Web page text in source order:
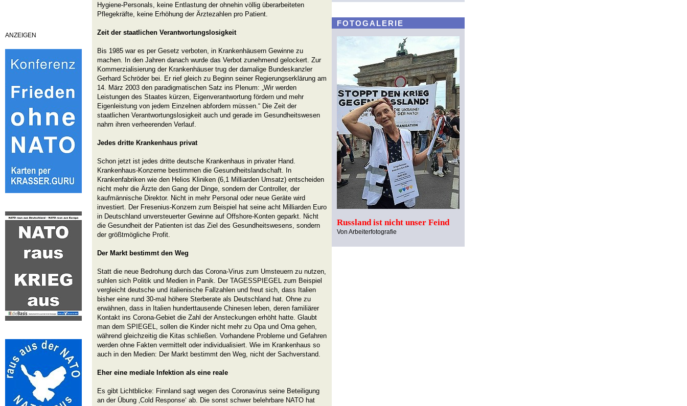
ANZEIGEN
Hygiene-Personals, keine Entlastung der ohnehin völlig überarbeiteten
Pflegekräfte, keine Erhöhung der Ärztezahlen pro Patient.
Zeit der staatlichen Verantwortungslosigkeit
Bis 1985 war es per Gesetz verboten, in Krankenhäusern Gewinne zu
machen. In den Jahren danach wurde das Verbot zunehmend gelockert. Zur
Kommerzialisierung der Krankenhäuser trug der damalige Bundeskanzler
Gerhard Schröder bei. Er rief gleich zu Beginn seiner Regierungserklärung am
14. März 2003 den paradigmatischen Satz ins Plenum: „Wir werden
Leistungen des Staates kürzen, Eigenverantwortung fördern und mehr
Eigenleistung von jedem Einzelnen abfordern müssen.“ Die Zeit der
staatlichen Verantwortungslosigkeit auch und gerade im Gesundheitswesen
nahm ihren verheerenden Verlauf.
Jedes dritte Krankenhaus privat
Schon jetzt ist jedes dritte deutsche Krankenhaus in privater Hand.
Krankenhaus-Konzerne bestimmen die Gesundheitslandschaft. In
Krankenfabriken wie den Helios Kliniken (6,1 Milliarden Umsatz) entscheiden
nicht mehr die Ärzte den Gang der Dinge, sondern der Controller, der
kaufmännische Direktor. Nicht in mehr Personal oder neue Geräte wird
investiert. Der Fresenius-Konzern zum Beispiel hat seine acht Milliarden Euro
in Deutschland unversteuerter Gewinne auf Offshore-Konten geparkt. Nicht
die Gesundheit der Patienten ist das Ziel des Gesundheitswesens, sondern
der größtmögliche Profit.
Der Markt bestimmt den Weg
Statt die neue Bedrohung durch das Corona-Virus zum Umsteuern zu nutzen,
suhlen sich Politik und Medien in Panik. Der TAGESSPIEGEL zum Beispiel
vergleicht deutsche und italienische Fallzahlen und freut sich, dass Italien
bisher eine rund 30-mal höhere Sterberate als Deutschland hat. Ohne zu
erwähnen, dass in Italien hunderttausende Chinesen leben, deren familiärer
Kontakt ins Corona-Gebiet die Zahl der Ansteckungen erhöht hatte. Glaubt
man dem SPIEGEL, sollen die Kinder nicht mehr zu Opa und Oma gehen,
während gleichzeitig die Kitas schließen. Vorhandene Probleme und Gefahren
werden ohne Fakten vermittelt oder individualisiert. Wie im Krankenhaus so
auch in den Medien: Der Markt bestimmt den Weg, nicht der Sachverstand.
Eher eine mediale Infektion als eine reale
Es gibt Lichtblicke: Finnland sagt wegen des Coronavirus seine Beteiligung
an der Übung ‚Cold Response‘ ab. Die sonst schwer belehrbare NATO hat
FOTOGALERIE
Russland ist nicht unser Feind
Von Arbeiterfotografie